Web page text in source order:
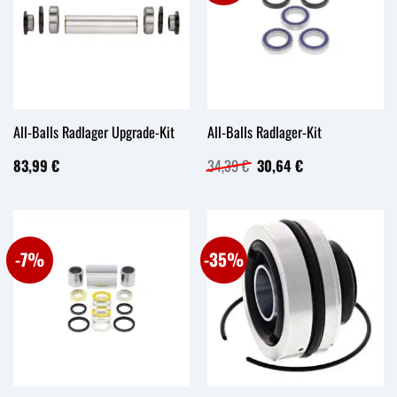
All-Balls Radlager Upgrade-Kit
83,99 €
All-Balls Radlager-Kit
34,39€ Ursprünglicher
Preis
30,64€Aktueller
Preis
-7% -35%